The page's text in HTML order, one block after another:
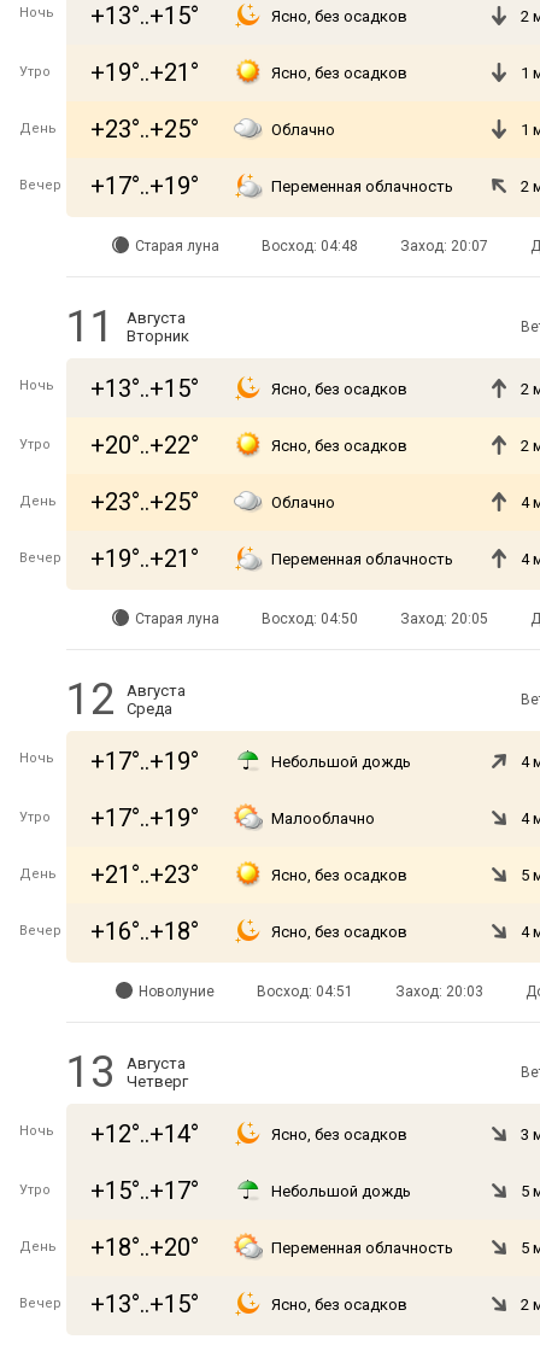
Ночь +13°..+15° Ясно, без осадков 2
Утро +19°..+21° Ясно, без осадков 1
День +23°..+25° Облачно 1
Вечер +17°..+19° Переменная облачность 2
Старая луна Восход: 04:48 Заход: 20:07
11
Августа
Вторник
Ночь +13°..+15° Ясно, без осадков 2
Утро +20°..+22° Ясно, без осадков 2
День +23°..+25° Облачно 4
Вечер +19°..+21° Переменная облачность 4
Старая луна Восход: 04:50 Заход: 20:05
12
Августа
Среда
Ночь +17°..+19° Небольшой дождь 4
Утро +17°..+19° Малооблачно 4
День +21°..+23° Ясно, без осадков 5
Вечер +16°..+18° Ясно, без осадков 4
Новолуние Восход: 04:51 Заход: 20:03
13
Августа
Четверг
Ночь +12°..+14° Ясно, без осадков 3
Утро +15°..+17° Небольшой дождь 5
День +18°..+20° Переменная облачность 5
Вечер +13°..+15° Ясно, без осадков 2